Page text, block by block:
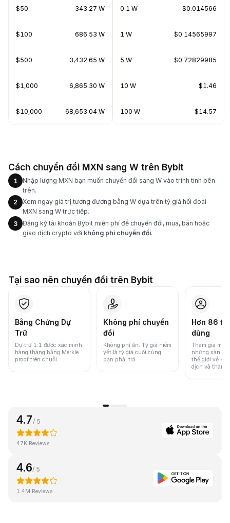
$50 343.27 W
$100 686.53 W
$500 3,432.65 W
$1,000 6,865.30 W
$10,000 68,653.04 W
0.1 W $0.014566
1 W $0.14565997
5 W $0.72829985
10 W $1.46
100 W $14.57
Cách chuyển đổi MXN sang W trên Bybit
1
Nhập lượng MXN bạn muốn chuyển đổi sang W vào trình tính bên
trên.
2
Xem ngay giá trị tương đương bằng W dựa trên tỷ giá hối đoái
MXN sang W trực tiếp.
3
Đăng ký tài khoản Bybit miễn phí để chuyển đổi, mua, bán hoặc
giao dịch crypto với không phí chuyển đổi.
Tại sao nên chuyển đổi trên Bybit
Bằng Chứng Dự
Trữ
Dự trữ 1:1 được xác minh
hàng tháng bằng Merkle
proof trên chuỗi.
Không phí chuyển
đổi
Không phí ẩn. Tỷ giá niêm
yết là tỷ giá cuối cùng
bạn phải trả.
Hơn 86
dùng
Tham gia một
những sàn
thế giới về
dịch và thanh
4.7 / 5
47K Reviews
4.6/ 5
1.4M Reviews